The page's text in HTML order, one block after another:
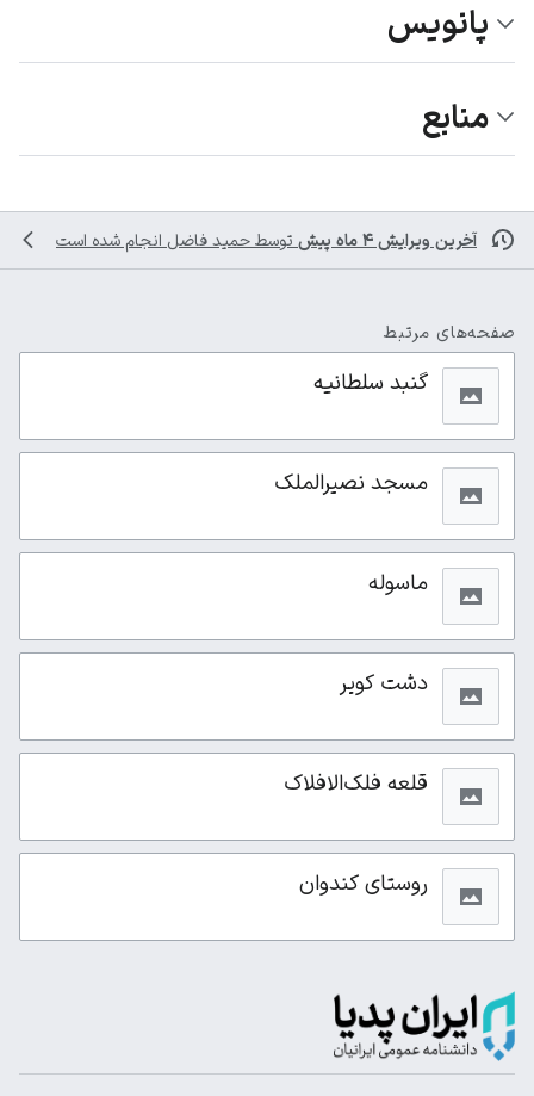
پانویس
منابع
آخرین ویرایش ۴ ماه پیش توسط حمید فاضل انجام شده است
صفحه‌های مرتبط
گنبد سلطانیه
مسجد نصیرالملک
ماسوله
دشت کویر
قلعه فلک‌الافلاک
روستای کندوان